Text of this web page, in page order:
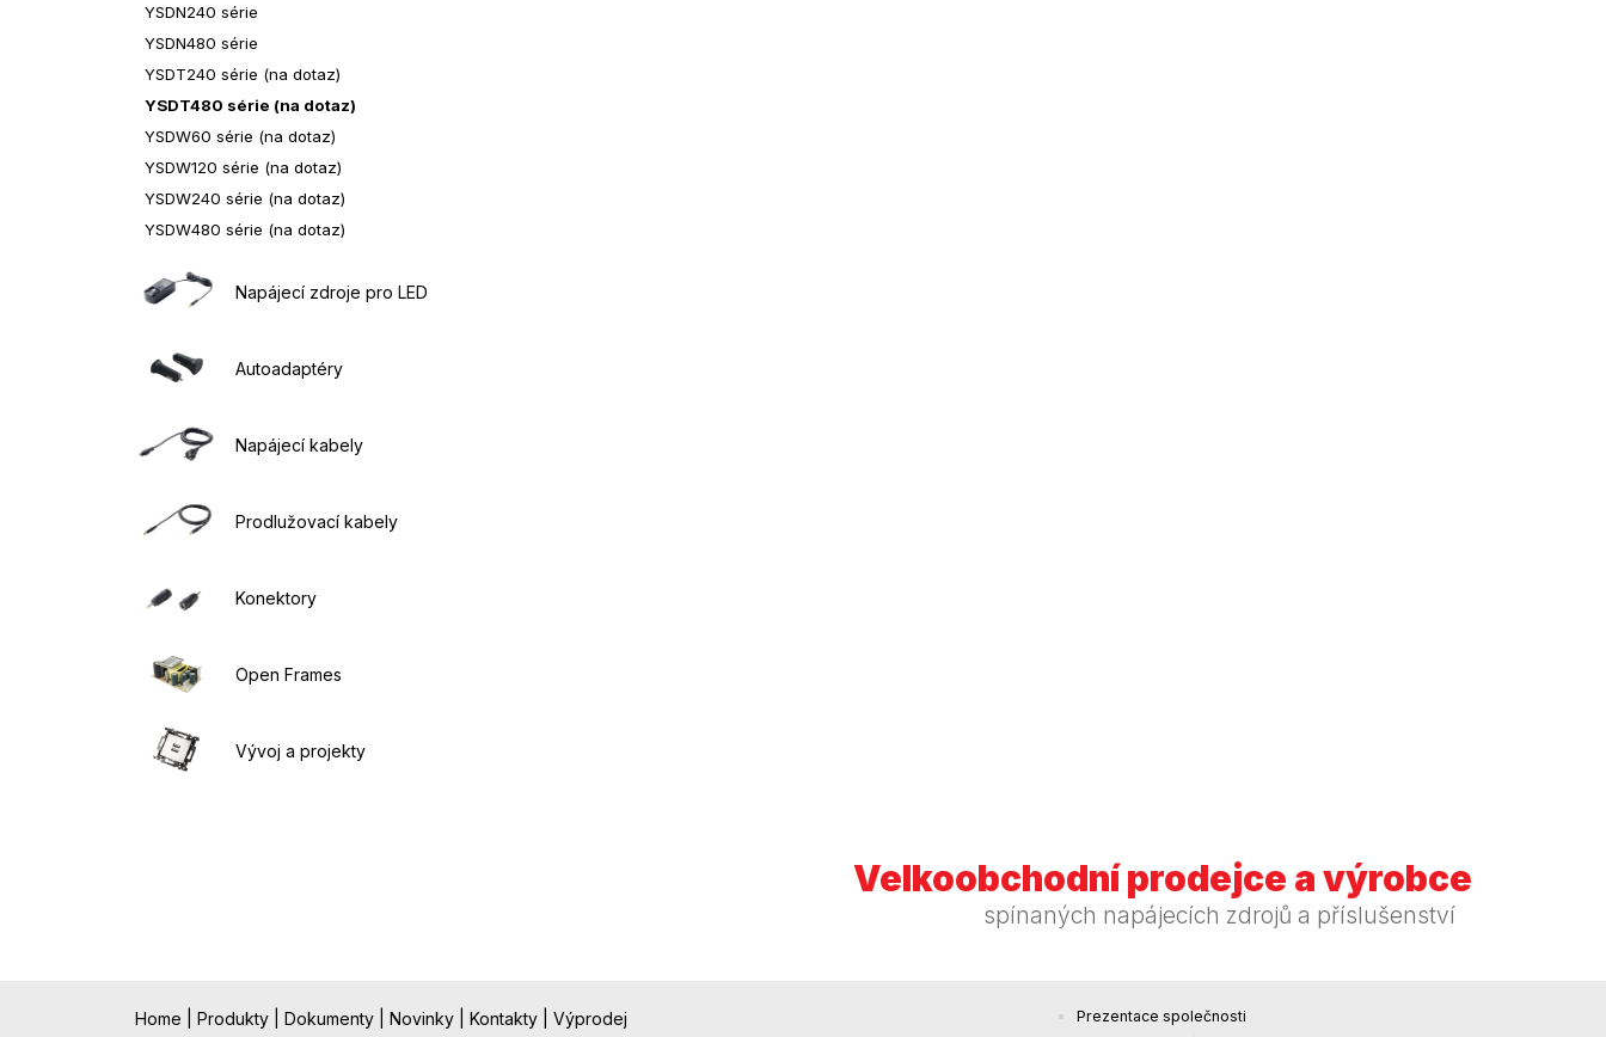
YSDN240 série
YSDN480 série
YSDT240 série (na dotaz)
YSDT480 série (na dotaz)
YSDW60 série (na dotaz)
YSDW120 série (na dotaz)
YSDW240 série (na dotaz)
YSDW480 série (na dotaz)
Napájecí zdroje pro LED
Autoadaptéry
Napájecí kabely
Prodlužovací kabely
Konektory
Open Frames
Vývoj a projekty
Velkoobchodní prodejce a výrobce
spínaných napájecích zdrojů a příslušenství
Home Produkty Dokumenty Novinky Kontakty Výprodej
Prezentace společnosti